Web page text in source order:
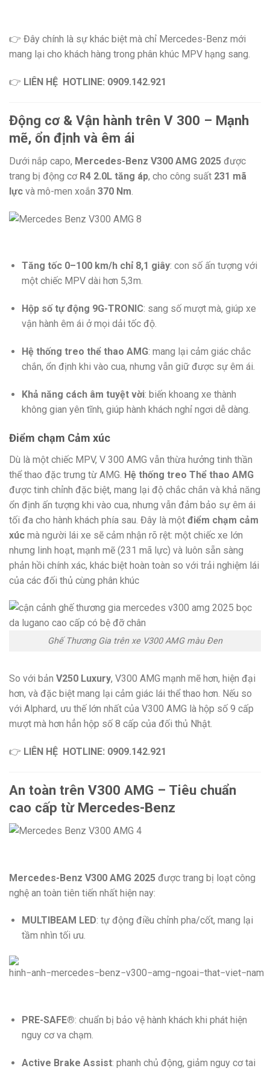
👉 Đây chính là sự khác biệt mà chỉ Mercedes-Benz mới
mang lại cho khách hàng trong phân khúc MPV hạng sang.
👉 LIÊN HỆ HOTLINE: 0909.142.921
Động cơ & Vận hành trên V 300 – Mạnh
mẽ, ổn định và êm ái
Dưới nắp capo, Mercedes-Benz V300 AMG 2025 được
trang bị động cơ R4 2.0L tăng áp, cho công suất 231 mã
lực và mô-men xoắn 370 Nm.
Tăng tốc 0–100 km/h chỉ 8,1 giây: con số ấn tượng với
một chiếc MPV dài hơn 5,3m.
Hộp số tự động 9G-TRONIC: sang số mượt mà, giúp xe
vận hành êm ái ở mọi dải tốc độ.
Hệ thống treo thể thao AMG: mang lại cảm giác chắc
chắn, ổn định khi vào cua, nhưng vẫn giữ được sự êm ái.
Khả năng cách âm tuyệt vời: biến khoang xe thành
không gian yên tĩnh, giúp hành khách nghỉ ngơi dễ dàng.
Điểm chạm Cảm xúc
Dù là một chiếc MPV, V 300 AMG vẫn thừa hưởng tinh thần
thể thao đặc trưng từ AMG. Hệ thống treo Thể thao AMG
được tinh chỉnh đặc biệt, mang lại độ chắc chắn và khả năng
ổn định ấn tượng khi vào cua, nhưng vẫn đảm bảo sự êm ái
tối đa cho hành khách phía sau. Đây là một điểm chạm cảm
xúc mà người lái xe sẽ cảm nhận rõ rệt: một chiếc xe lớn
nhưng linh hoạt, mạnh mẽ (231 mã lực) và luôn sẵn sàng
phản hồi chính xác, khác biệt hoàn toàn so với trải nghiệm lái
của các đối thủ cùng phân khúc
Ghế Thương Gia trên xe V300 AMG màu Đen
So với bản V250 Luxury, V300 AMG mạnh mẽ hơn, hiện đại
hơn, và đặc biệt mang lại cảm giác lái thể thao hơn. Nếu so
với Alphard, ưu thế lớn nhất của V300 AMG là hộp số 9 cấp
mượt mà hơn hẳn hộp số 8 cấp của đối thủ Nhật.
👉 LIÊN HỆ HOTLINE: 0909.142.921
An toàn trên V300 AMG – Tiêu chuẩn
cao cấp từ Mercedes-Benz
Mercedes-Benz V300 AMG 2025 được trang bị loạt công
nghệ an toàn tiên tiến nhất hiện nay:
MULTIBEAM LED: tự động điều chỉnh pha/cốt, mang lại
tầm nhìn tối ưu.
PRE-SAFE®: chuẩn bị bảo vệ hành khách khi phát hiện
nguy cơ va chạm.
Active Brake Assist: phanh chủ động, giảm nguy cơ tai